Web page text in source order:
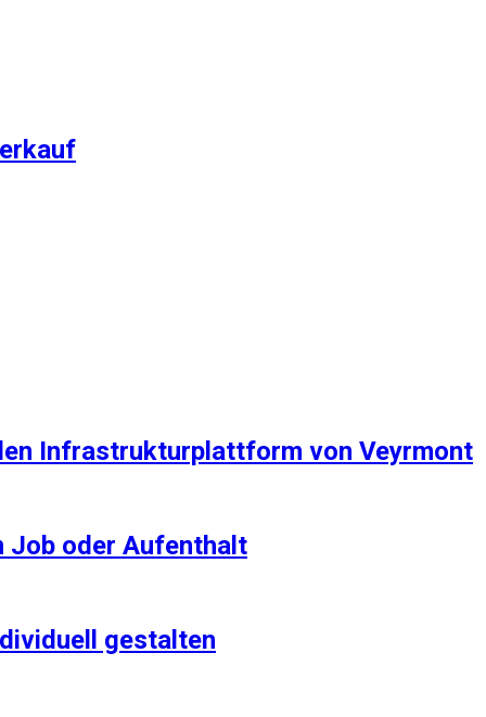
Infrastrukturplattform von Veyrmont
Job oder Aufenthalt
gestalten